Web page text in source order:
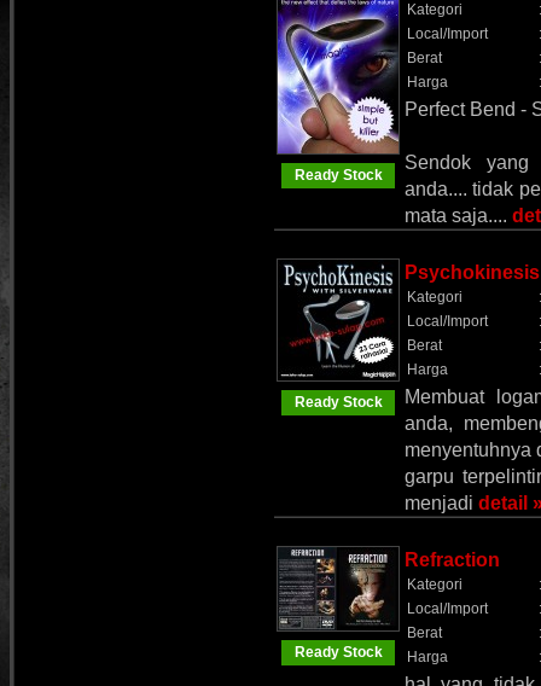
Ready Stock
Kategori
:
Local/Import
:
Berat
:
Harga
:
Perfect Bend -
Sendok yang
anda.... tidak
mata saja....
Ready Stock
Kategori
:
Local/Import
:
Berat
:
Harga
:
Membuat
anda,
menyentuhnya
garpu
menjadi detail
Ready Stock
Refraction
Kategori
:
Local/Import
:
Berat
:
Harga
: